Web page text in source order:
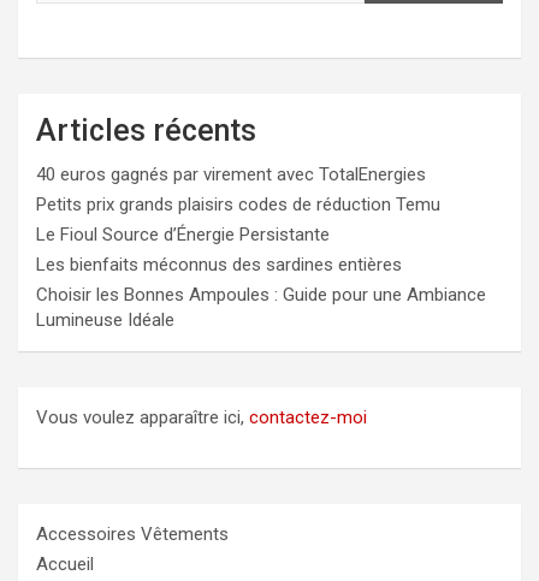
Articles récents
40 euros gagnés par virement avec TotalEnergies
Petits prix grands plaisirs codes de réduction Temu
Le Fioul Source d’Énergie Persistante
Les bienfaits méconnus des sardines entières
Choisir les Bonnes Ampoules : Guide pour une Ambiance
Lumineuse Idéale
Vous voulez apparaître ici, contactez-moi
Accessoires Vêtements
Accueil